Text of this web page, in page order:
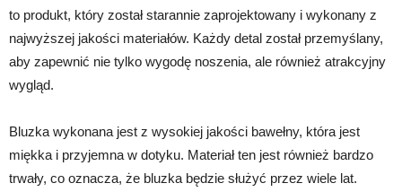
to produkt, który został starannie zaprojektowany i wykonany z
najwyższej jakości materiałów. Każdy detal został przemyślany,
aby zapewnić nie tylko wygodę noszenia, ale również atrakcyjny
wygląd.
Bluzka wykonana jest z wysokiej jakości bawełny, która jest
miękka i przyjemna w dotyku. Materiał ten jest również bardzo
trwały, co oznacza, że bluzka będzie służyć przez wiele lat.